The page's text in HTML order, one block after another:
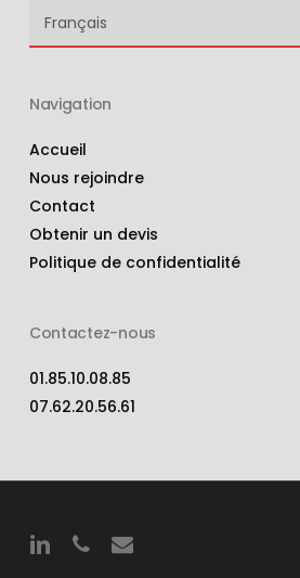
Langue
Navigation
Accueil
Nous rejoindre
Contact
Obtenir un devis
Politique de confidentialité
Contactez-nous
01.85.10.08.85
07.62.20.56.61
linkedinphoneemail